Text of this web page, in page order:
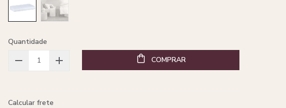
Quantidade
COMPRAR
Calcular frete